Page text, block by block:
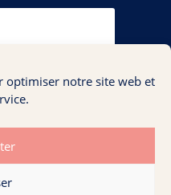
optimiser notre site web et